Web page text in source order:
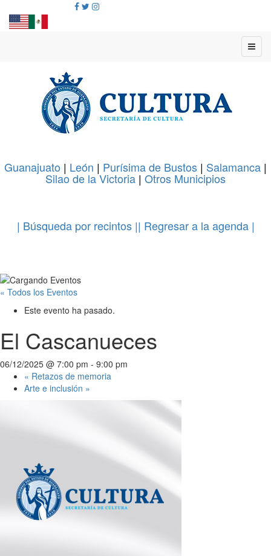
Guanajuato | León | Purísima de Bustos | Salamanca |
Silao de la Victoria | Otros Municipios
| Búsqueda por recintos || Regresar a la agenda |
« Todos los Eventos
Este evento ha pasado.
El Cascanueces
06/12/2025 @ 7:00 pm - 9:00 pm
« Retazos de memoria
Arte e inclusión »